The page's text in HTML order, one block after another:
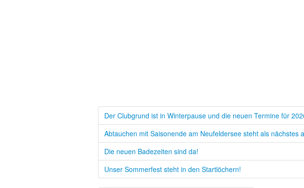
Der Clubgrund ist in Winterpause und die neuen Termine für
Abtauchen mit Saisonende am Neufeldersee steht als nächstes
Die neuen Badezeiten sind da!
Unser Sommerfest steht in den Startlöchern!